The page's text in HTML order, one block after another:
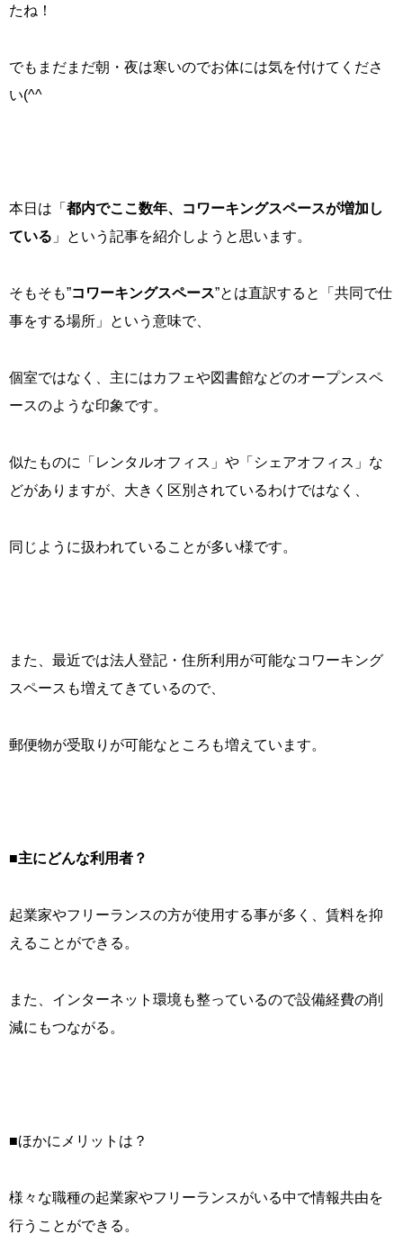
たね！
でもまだまだ朝・夜は寒いのでお体には気を付けてくださ
い(^^
本日は「 都内でここ数年、コワーキングスペースが増加し
ている 」という記事を紹介しようと思います。
そもそも”コワーキングスペース”とは直訳すると「共同で仕
事をする場所」という意味で、
個室ではなく、主にはカフェや図書館などのオープンスペ
ースのような印象です。
似たものに「レンタルオフィス」や「シェアオフィス」な
どがありますが、大きく区別されているわけではなく、
同じように扱われていることが多い様です。
また、最近では法人登記・住所利用が可能なコワーキング
スペースも増えてきているので、
郵便物が受取りが可能なところも増えています。
■主にどんな利用者？
起業家やフリーランスの方が使用する事が多く、賃料を抑
えることができる。
また、インターネット環境も整っているので設備経費の削
減にもつながる。
■ほかにメリットは？
様々な職種の起業家やフリーランスがいる中で情報共由を
行うことができる。